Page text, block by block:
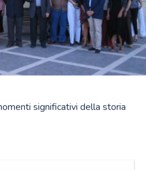
significativi della storia